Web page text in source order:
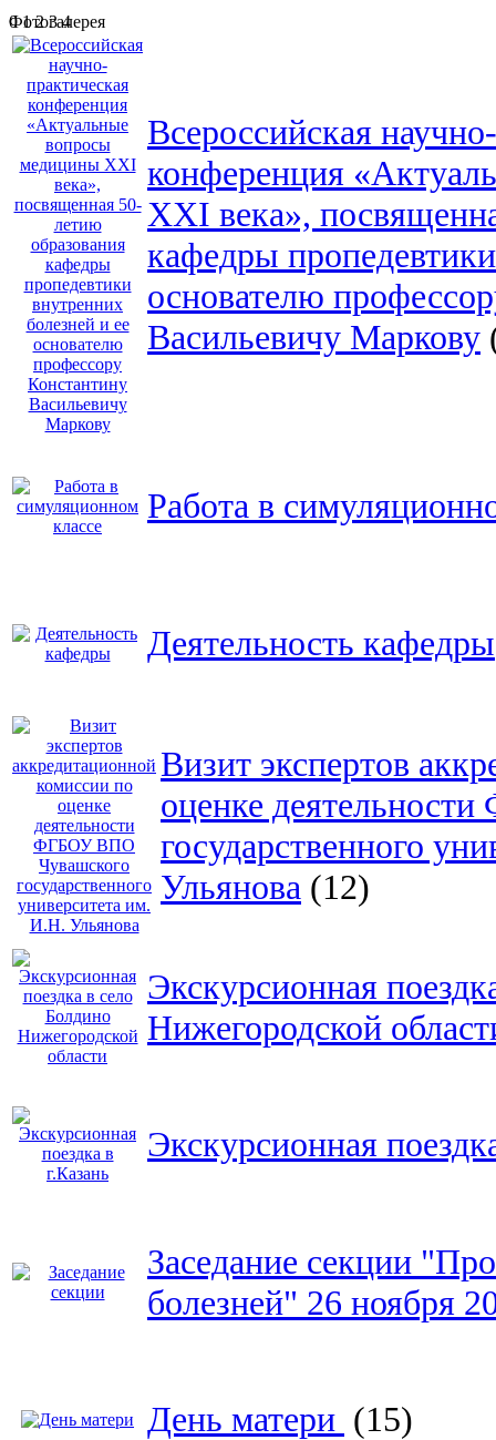
01234
Фотогалерея
Всероссийская
конференция
XXI века»,
кафедры
основателю
Васильевичу Маркову
Работа в
Деятельность кафедры
Визит экспертов
оценке
государственного
Ульянова (12)
Экскурсионная
Нижегородской
Экскурсионная
Заседание секции
болезней" 26 ноября
День матери (15)